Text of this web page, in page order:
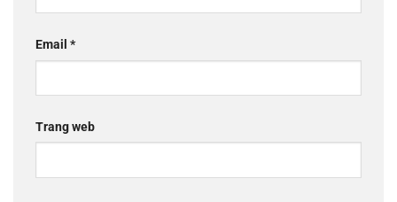
Email *
Trang web